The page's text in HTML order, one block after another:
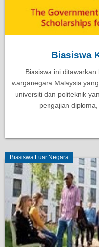
Biasiswa
Biasiswa ini
warganegara Malaysia
universiti dan politeknik
pengajian
Biasiswa Luar Negara